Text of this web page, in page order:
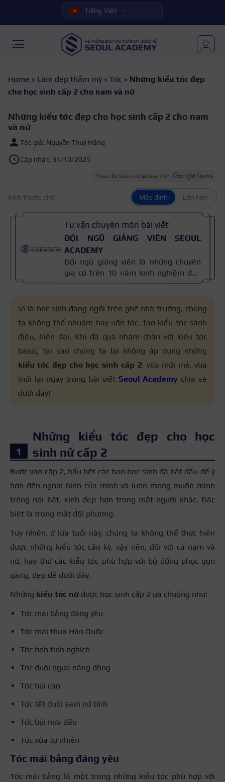
Tiếng Việt
Home » Làm đẹp thẩm mỹ » Tóc » Những kiểu tóc đẹp
cho học sinh cấp 2 cho nam và nữ
Những kiểu tóc đẹp cho học sinh cấp 2 cho nam
và nữ
Tác giả: Nguyễn Thuý Hằng
Cập nhật: 31/10/2025
Kích thước chữ Mặc định Lớn hơn
Tư vấn chuyên môn bài viết
ĐỘI NGŨ GIẢNG VIÊN SEOUL
ACADEMY
Đội ngũ giảng viên là những chuyên
gia có trên 10 năm kinh nghiệm đào
tạo nghề và kiến thức thẩm mỹ
nối mi, trang điểm, tóc. Nội dung bài
viết được xây dựng dựa trên giáo trình
đào tạo và kinh nghiệm giảng dạy
thực tế, đồng thời được cập nhật
thường xuyên để đảm bảo tính chính
xác.
Vì là học sinh đang ngồi trên ghế nhà trường, chúng
ta không thể nhuộm hay uốn tóc, tạo kiểu tóc sành
điệu, hiện đại. Khi đã quá nhàm chán với kiểu tóc
basic, tại sao chúng ta lại không áp dụng những
kiểu tóc đẹp cho học sinh cấp 2, vừa mới mẻ, vừa
mới lại ngay trong bài viết Seoul Academy chia sẻ
dưới đây!
Những kiểu tóc đẹp cho học
sinh nữ cấp 2
Bước vào cấp 2, hầu hết các bạn học sinh đã bắt đầu để ý
hơn đến ngoại hình của mình và luôn mong muốn mình
trông nổi bật, xinh đẹp hơn trong mắt người khác. Đặc
biệt là trong mắt đối phương.
Tuy nhiên, ở lứa tuổi này, chúng ta không thể thực hiện
được những kiểu tóc cầu kỳ, vậy nên, đối với cả nam và
nữ, hay thử các kiểu tóc phù hợp với bộ đồng phục gọn
gàng, đẹp đẽ dưới đây.
Những kiểu tóc nữ được học sinh cấp 2 ưa chuộng như:
Tóc mái bằng đáng yêu
Tóc mái thưa Hàn Quốc
Tóc bob tinh nghịch
Tóc đuôi ngựa năng động
Tóc búi cao
Tóc tết đuôi sam nữ tính
Tóc búi nửa đầu
Tóc xõa tự nhiên
Tóc mái bằng đáng yêu
Tóc mái bằng là một trong những kiểu tóc phù hợp với